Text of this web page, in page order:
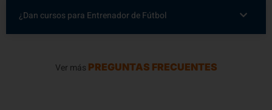
¿Dan cursos para Entrenador de Fútbol
Ver más PREGUNTAS FRECUENTES